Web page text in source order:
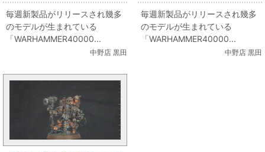
「UNBROKEN 不屈者」出しま
す！
毎週新製品がリリースされ幾多
のモデルが生まれている
「WARHAMMER40000...
中野店 黒田
「THE ANCESTORS' WRATH
父祖の怒り」出します！
毎週新製品がリリースされ幾多
のモデルが生まれている
「WARHAMMER40000...
中野店 黒田